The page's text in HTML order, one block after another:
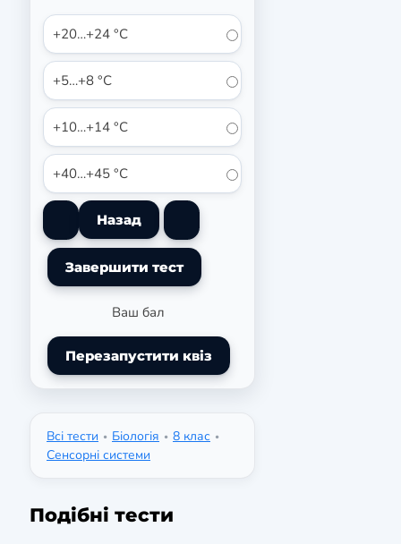
+20…+24 °С
+5…+8 °С
+10…+14 °С
+40…+45 °С
Ваш бал
Перезапустити квіз
Всі тести • Біологія • 8 клас •
Сенсорні системи
Подібні тести